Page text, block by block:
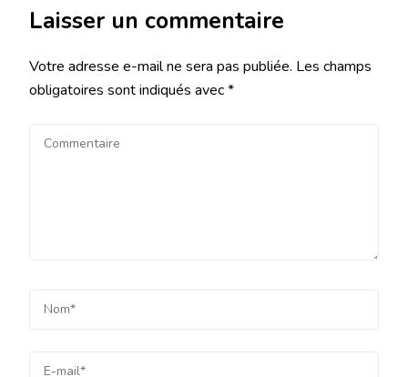
Laisser un commentaire
Votre adresse e-mail ne sera pas publiée. Les champs
obligatoires sont indiqués avec*